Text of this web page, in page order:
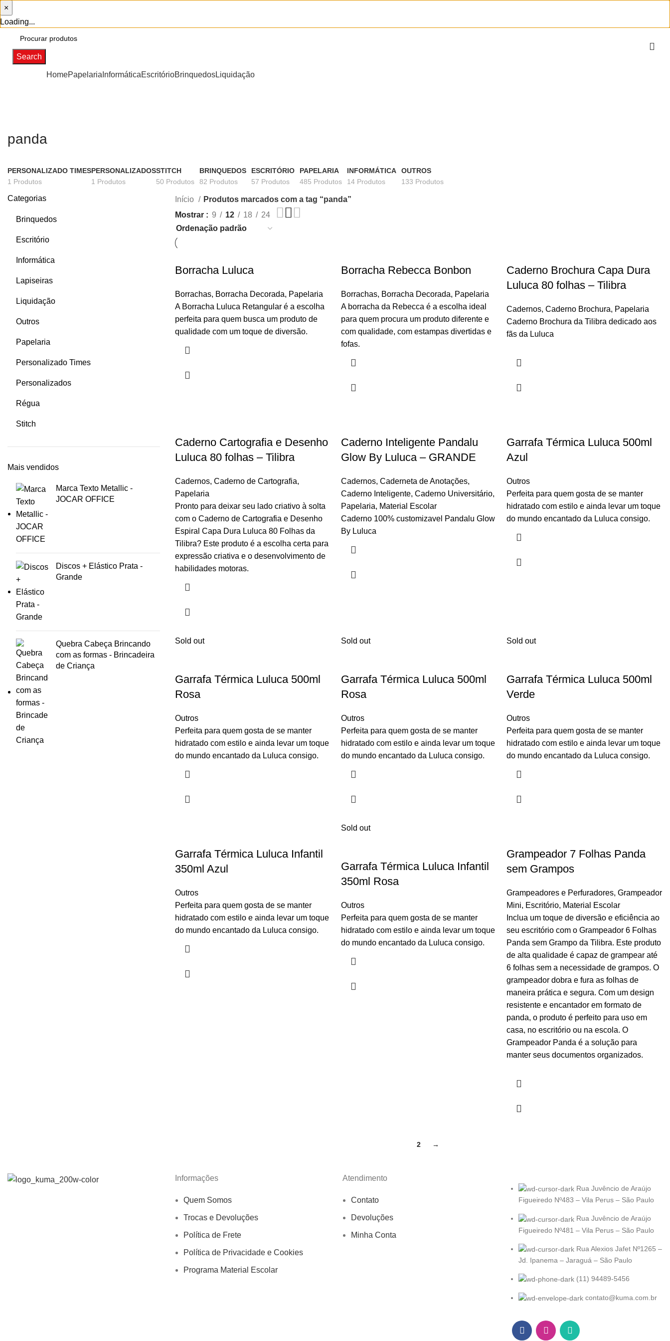
×
Loading...
Search
HomePapelaria InformáticaEscritórioBrinquedosLiquidação
panda
PERSONALIZADO TIMES
1 Produtos
PERSONALIZADOS
1 Produtos
STITCH
50 Produtos
BRINQUEDOS
82 Produtos
ESCRITÓRIO
57 Produtos
PAPELARIA
485 Produtos
INFORMÁTICA
14 Produtos
OUTROS
133 Produtos
Categorias
Brinquedos
Escritório
Informática
Lapiseiras
Liquidação
Outros
Papelaria
Personalizado Times
Personalizados
Régua
Stitch
Mais vendidos
Marca Texto Metallic -
JOCAR OFFICE
Discos + Elástico Prata -
Grande
Quebra Cabeça Brincando
com as formas - Brincadeira
de Criança
Início
Produtos marcados com a tag “panda”
Mostrar
9 12 18 24
Borracha Luluca
Borrachas, Borracha Decorada, Papelaria
A Borracha Luluca Retangular é a escolha
perfeita para quem busca um produto de
qualidade com um toque de diversão.
Borracha Rebecca Bonbon
Borrachas, Borracha Decorada, Papelaria
A borracha da Rebecca é a escolha ideal
para quem procura um produto diferente e
com qualidade, com estampas divertidas e
fofas.
Caderno Brochura Capa Dura
Luluca 80 folhas – Tilibra
Cadernos,Caderno Brochura, Papelaria
Caderno Brochura da Tilibra dedicado aos
fãs da Luluca
Caderno Cartografia e Desenho
Luluca 80 folhas – Tilibra
Cadernos, Caderno de Cartografia,
Papelaria
Pronto para deixar seu lado criativo à solta
com o Caderno de Cartografia e Desenho
Espiral Capa Dura Luluca 80 Folhas da
Tilibra? Este produto é a escolha certa para
expressão criativa e o desenvolvimento de
habilidades motoras.
Caderno Inteligente Pandalu
Glow By Luluca – GRANDE
Cadernos, Caderneta de Anotações,
Caderno Inteligente, Caderno Universitário,
Papelaria, Material Escolar
Caderno 100% customizavel Pandalu Glow
By Luluca
Garrafa Térmica Luluca 500ml
Azul
Outros
Perfeita para quem gosta de se manter
hidratado com estilo e ainda levar um toque
do mundo encantado da Luluca consigo.
Sold out
Garrafa Térmica Luluca 500ml
Rosa
Outros
Perfeita para quem gosta de se manter
hidratado com estilo e ainda levar um toque
do mundo encantado da Luluca consigo.
Sold out
Garrafa Térmica Luluca 500ml
Rosa
Outros
Perfeita para quem gosta de se manter
hidratado com estilo e ainda levar um toque
do mundo encantado da Luluca consigo.
Sold out
Garrafa Térmica Luluca 500ml
Verde
Outros
Perfeita para quem gosta de se manter
hidratado com estilo e ainda levar um toque
do mundo encantado da Luluca consigo.
Garrafa Térmica Luluca Infantil
350ml Azul
Outros
Perfeita para quem gosta de se manter
hidratado com estilo e ainda levar um toque
do mundo encantado da Luluca consigo.
Sold out
Garrafa Térmica Luluca Infantil
350ml Rosa
Outros
Perfeita para quem gosta de se manter
hidratado com estilo e ainda levar um toque
do mundo encantado da Luluca consigo.
Grampeador 7 Folhas Panda
sem Grampos
Grampeadores e Perfuradores,Grampeador
Mini, Escritório, Material Escolar
Inclua um toque de diversão e eficiência ao
seu escritório com o Grampeador 6 Folhas
Panda sem Grampo da Tilibra. Este produto
de alta qualidade é capaz de grampear até
6 folhas sem a necessidade de grampos. O
grampeador dobra e fura as folhas de
maneira prática e segura. Com um design
resistente e encantador em formato de
panda, o produto é perfeito para uso em
casa, no escritório ou na escola. O
Grampeador Panda é a solução para
manter seus documentos organizados.
2 →
Informações
Quem Somos
Trocas e Devoluções
Política de Frete
Política de Privacidade e Cookies
Programa Material Escolar
Atendimento
Contato
Devoluções
Minha Conta
Rua Juvêncio de Araújo
Figueiredo Nº483 – Vila Perus – São Paulo
Rua Juvêncio de Araújo
Figueiredo Nº481 – Vila Perus – São Paulo
Rua Alexios Jafet Nº1265 –
Jd. Ipanema – Jaraguá – São Paulo
(11) 94489-5456
contato@kuma.com.br